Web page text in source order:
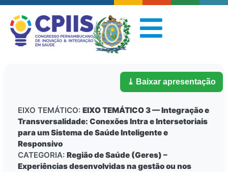
⤓ Baixar apresentação
EIXO TEMÁTICO: EIXO TEMÁTICO 3 — Integração e
Transversalidade: Conexões Intra e Intersetoriais
para um Sistema de Saúde Inteligente e
Responsivo
CATEGORIA: Região de Saúde (Geres) –
Experiências desenvolvidas na gestão ou nos